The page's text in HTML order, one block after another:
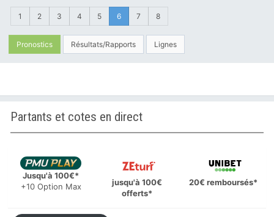
1 2 3 4 5 6 7 8
Pronostics Résultats/Rapports Lignes
Partants et cotes en direct
Jusqu'à 100€*
+10 Option Max
jusqu'à 100€
offerts*
20€ remboursés*